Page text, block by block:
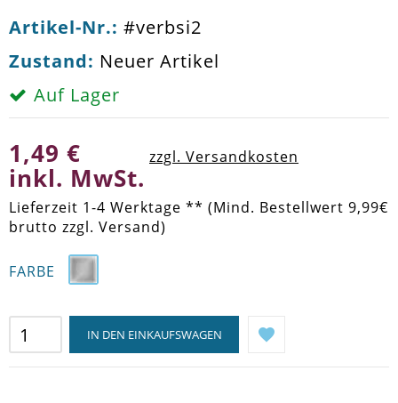
Artikel-Nr.: #verbsi2
Zustand: Neuer Artikel
Auf Lager
1,49 €
inkl. MwSt.
zzgl. Versandkosten
Lieferzeit 1-4 Werktage ** (Mind. Bestellwert 9,99€
brutto zzgl. Versand)
FARBE
IN DEN EINKAUFSWAGEN